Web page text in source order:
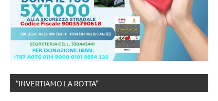
“INVERTIAMO LA ROTTA”